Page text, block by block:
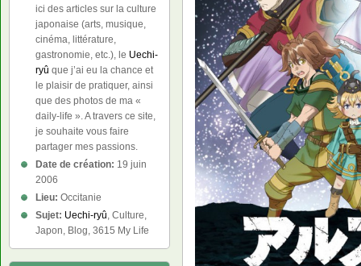
ici des articles sur la culture
japonaise (arts, musique,
cinéma, littérature,
gastronomie, etc.), le Uechi-
ryû que j’ai eu la chance et
le plaisir de pratiquer, ainsi
que des photos de ma «
daily-life ». A travers ce site,
je souhaite vous faire
partager mes passions.
Date de création: 19 juin
2006
Lieu: Occitanie
Sujet: Uechi-ryû, Culture,
Japon, Blog, 3615 My Life